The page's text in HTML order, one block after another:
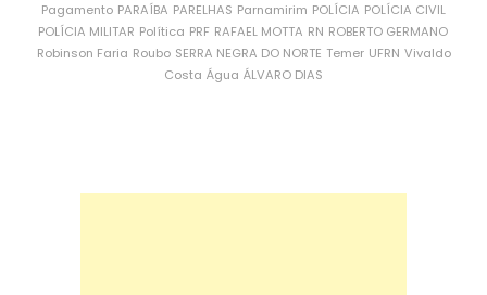
Pagamento PARAÍBA PARELHAS Parnamirim POLÍCIA POLÍCIA CIVIL
POLÍCIA MILITAR Política PRF RAFAEL MOTTA RN ROBERTO GERMANO
Robinson Faria Roubo SERRA NEGRA DO NORTE Temer UFRN Vivaldo
Costa Água ÁLVARO DIAS